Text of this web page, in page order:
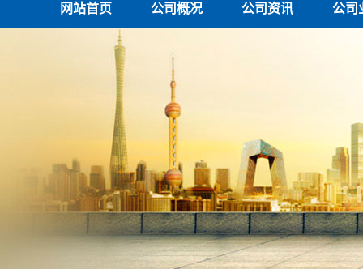
网站首页 公司概况 公司资讯 公司